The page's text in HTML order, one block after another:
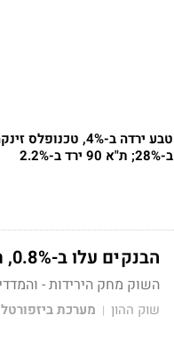
טבע ירדה ב-4%, טכנופלס
ב-28%; ת"א 90 ירד ב-2.2%
הבנקים עלו ב-0.8%, ת"א 35 ב-0.6%; קווליטאו ירדה ב-2.4%
השוק מחק הירידות - והמדדים עלו; שער הדולר
שוק ההון | מערכת ביזפורטל